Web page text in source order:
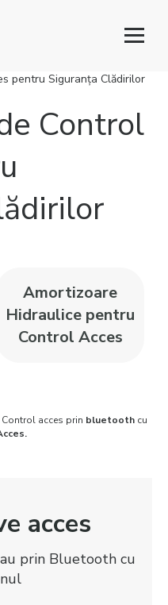
pentru Siguranța Clădirilor
Control
Amortizoare
Hidraulice pentru
Control Acces
Control acces prin bluetooth cu
acces
prin Bluetooth cu